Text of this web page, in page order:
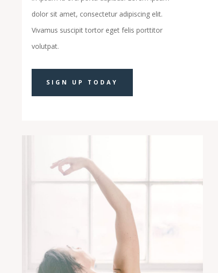
dolor sit amet, consectetur adipiscing elit.
Vivamus suscipit tortor eget felis porttitor
volutpat.
SIGN UP TODAY